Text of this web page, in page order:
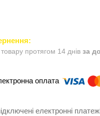
протягом 14 днів за
електронні